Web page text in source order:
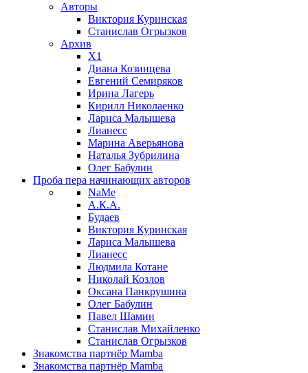
Авторы
Виктория Куринская
Станислав Огрызков
Архив
X1
Диана Козинцева
Евгений Семиряков
Ирина Лагерь
Кирилл Николаенко
Лариса Малышева
Лианесс
Марина Аверьянова
Наталья Зубрилина
Олег Бабулин
Проба пера начинающих авторов
NaMe
А.К.А.
Будаев
Виктория Куринская
Лариса Малышева
Лианесс
Людмила Котане
Николай Козлов
Оксана Панкрушина
Олег Бабулин
Павел Шамин
Станислав Михайленко
Станислав Огрызков
Знакомства партнёр Mamba
Знакомства партнёр Mamba